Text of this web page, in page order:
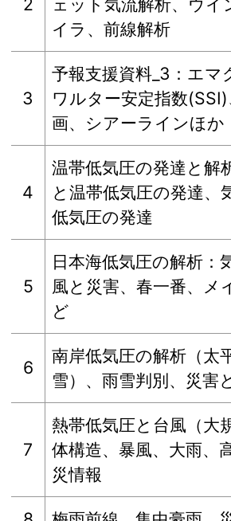
2
ェット気流解析、ウイ
イラ、前線解析
3
予報支援資料_3：エマ
ワルター安定指数
画、シアーラインほか
4
温帯低気圧の発達と解
と温帯低気圧の発達、
低気圧の発達
5
日本海低気圧の解析：
風と災害、春一番、メ
ど
6
南岸低気圧の解析（太
雪）、雨雪判別、災害
7
熱帯低気圧と台風（大
体構造、暴風、大雨、
災情報